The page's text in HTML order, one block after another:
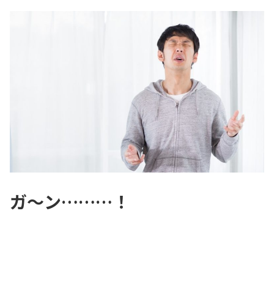
ガ〜ン………！